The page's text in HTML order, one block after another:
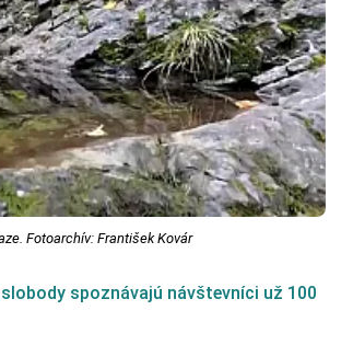
Fotoarchív: František Kovár
spoznávajú návštevníci už 100